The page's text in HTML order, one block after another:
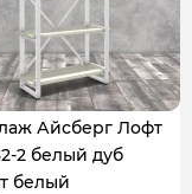
Айсберг Лофт
2 белый дуб
белый